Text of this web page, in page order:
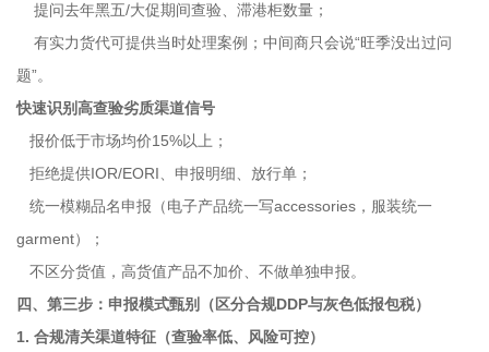
提问去年黑五/大促期间查验、滞港柜数量；
有实力货代可提供当时处理案例；中间商只会说“旺季没出过问
题”。
快速识别高查验劣质渠道信号
报价低于市场均价15%以上；
拒绝提供IOR/EORI、申报明细、放行单；
统一模糊品名申报（电子产品统一写accessories，服装统一
garment）；
不区分货值，高货值产品不加价、不做单独申报。
四、第三步：申报模式甄别（区分合规DDP与灰色低报包税）
1. 合规清关渠道特征（查验率低、风险可控）